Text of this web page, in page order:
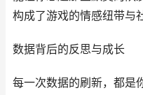
构成了游戏的情感纽带与
数据背后的反思与成长
每一次数据的刷新，都是